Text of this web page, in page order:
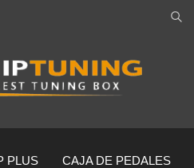
auswählen
PLUS CAJA DE PEDALES